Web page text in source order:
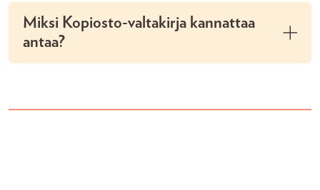
Miksi Kopiosto-valtakirja kannattaa
antaa?